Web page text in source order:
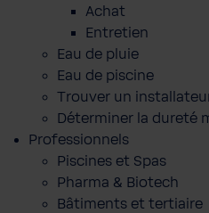
Achat
Entretien
Eau de pluie
Eau de piscine
Trouver un
Déterminer la dureté
Professionnels
Piscines et Spas
Pharma & Biotech
Bâtiments et tertiaire